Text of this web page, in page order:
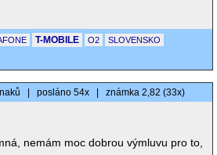
T-MOBILE O2 SLOVENSKO
posláno 54x známka 2,82 (33x)
nemám moc dobrou výmluvu pro to,